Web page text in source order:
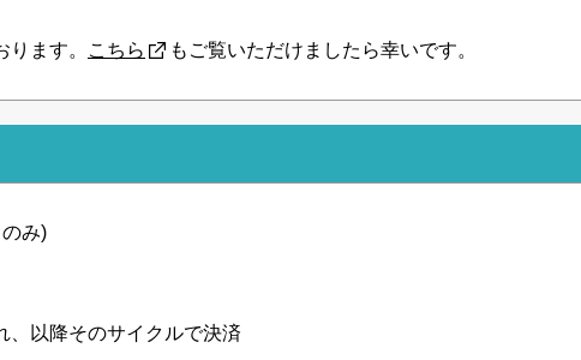
ます。
こちら もご覧いただけましたら幸いです。
のみ)
、以降そのサイクルで決済